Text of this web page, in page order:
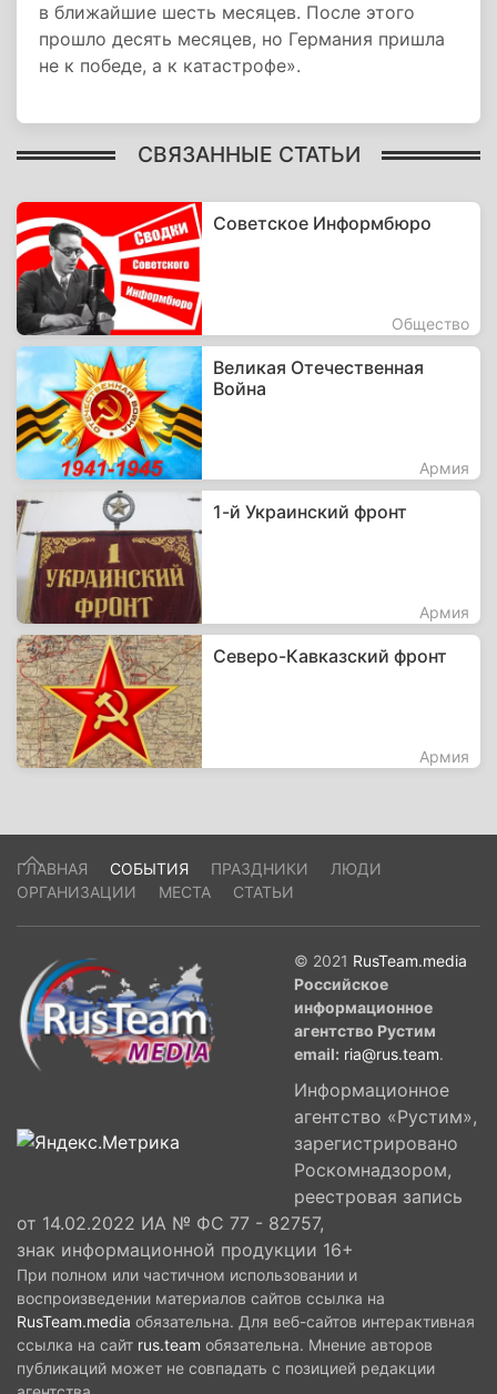
в ближайшие шесть месяцев. После этого
прошло десять месяцев, но Германия пришла
не к победе, а к катастрофе».
СВЯЗАННЫЕ СТАТЬИ
Советское Информбюро
Общество
Великая Отечественная
Война
Армия
1-й Украинский фронт
Армия
Северо-Кавказский фронт
Армия
ГЛАВНАЯ СОБЫТИЯ ПРАЗДНИКИ
ЛЮДИ
ОРГАНИЗАЦИИ
МЕСТА СТАТЬИ
© 2021 RusTeam.media
Российское
информационное
агентство Рустим
email: ria@rus.team.
Информационное
агентство «Рустим»,
зарегистрировано
Роскомнадзором,
реестровая запись
от 14.02.2022 ИА № ФС 77 - 82757,
знак информационной продукции 16+
При полном или частичном использовании и
воспроизведении материалов сайтов ссылка на
RusTeam.media обязательна. Для веб-сайтов интерактивная
ссылка на сайт rus.team обязательна. Мнение авторов
публикаций может не совпадать с позицией редакции